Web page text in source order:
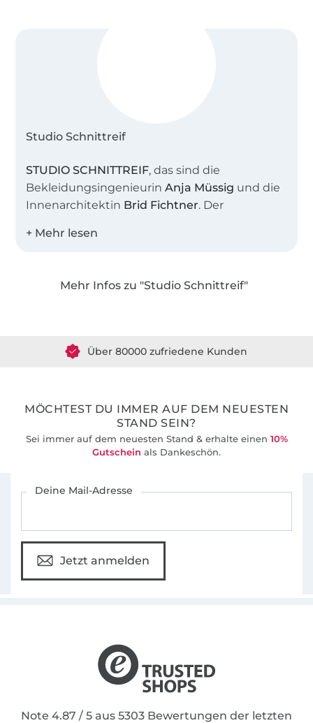
Studio Schnittreif
STUDIO SCHNITTREIF, das sind die
BekleidungsingenieurinAnja Müssig und die
Innenarchitektin Brid Fichtner. Der
unser Atelier, in dem wir viele kreative
feinen Details.
durchdachte Schnittmuster und leicht
verständlichen Anleitungen für Nähanfänger
Mehr Infos zu "Studio Schnittreif"
MÖCHTEST DU IMMER AUF DEM NEUESTEN
STAND SEIN?
Sei immer auf dem neuesten Stand & erhalte einen 10%
Gutschein als Dankeschön.
Deine Mail-Adresse
Jetzt anmelden
Note 4.87 / 5 aus 5303 Bewertungen der letzten